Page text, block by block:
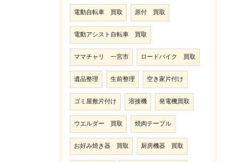
電動自転車 買取 原付 買取
電動アシスト自転車 買取
ママチャリ 一宮市 ロードバイク 買取
遺品整理 生前整理 空き家片付け
ゴミ屋敷片付け 溶接機 発電機買取
ウエルダー 買取 焼肉テーブル
お好み焼き器 買取 厨房機器 買取